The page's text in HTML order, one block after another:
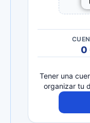
0
Tener una
organizar tu